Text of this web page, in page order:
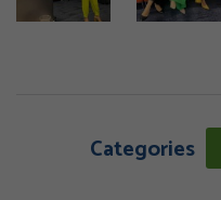
Categories